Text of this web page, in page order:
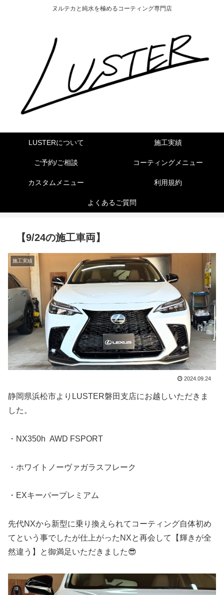
ヌルテカと純水を極めるコーティング専門店
LUSTERについて 施工実績
ご予約/ご相談 コーティングメニュー
カスタムメニュー 利用規約
よくあるご質問
【9/24の施工車両】
施工実績
2024.09.24
静岡県浜松市よりLUSTER磐田支店にお越しいただきま
した。
・NX350h AWD FSPORT
・ホワイトノーヴァガラスフレーク
・EXキーパープレミアム
先代NXから新型に乗り換えられてコーティング自体初め
てという事でしたが仕上がったNXと再会して【輝きが全
然違う】と御満足いただきました😎